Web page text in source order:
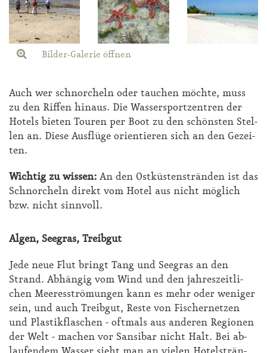
Bilder-Galerie öffnen
Auch wer schnor­cheln oder tau­chen möch­te, muss
zu den Rif­fen hin­aus. Die Was­ser­sport­zen­tren der
Ho­tels bie­ten Tou­ren per Boot zu den schöns­ten Stel­
len an. Die­se Aus­flü­ge ori­en­tie­ren sich an den Ge­zei­
ten.
Wich­tig zu wis­sen: An den Ost­küs­ten­strän­den ist das
Schnor­cheln di­rekt vom Ho­tel aus nicht mög­lich
bzw. nicht sinn­voll.
Al­gen, See­gras, Treib­gut
Je­de neue Flut bringt Tang und See­gras an den
Strand. Ab­hän­gig vom Wind und den jah­res­zeit­li­
chen Mee­res­strö­mun­gen kann es mehr oder we­ni­ger
sein, und auch Treib­gut, Res­te von Fi­scher­net­zen
und Plas­tik­fla­schen - oft­mals aus an­de­ren Re­gio­nen
der Welt - ma­chen vor San­si­bar nicht Halt. Bei ab­